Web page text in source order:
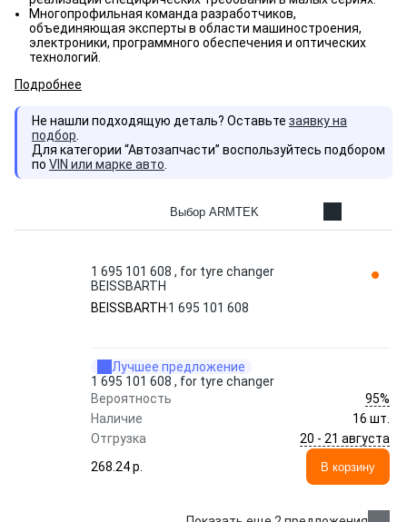
Многопрофильная команда разработчиков,
объединяющая эксперты в области машиностроения,
электроники, программного обеспечения и оптических
технологий.
Подробнее
Не нашли подходящую деталь? Оставьте заявку на
подбор
Для категории “Автозапчасти” воспользуйтесь подбором
по VIN или марке авто
Выбор ARMTEK
1 695 101 608 , for tyre changer
BEISSBARTH
BEISSBARTH 1 695 101 608
Лучшее предложение
1 695 101 608 , for tyre changer
Вероятность
95%
Наличие
16 шт.
Отгрузка
20 - 21 августа
268.24 p.
В корзину